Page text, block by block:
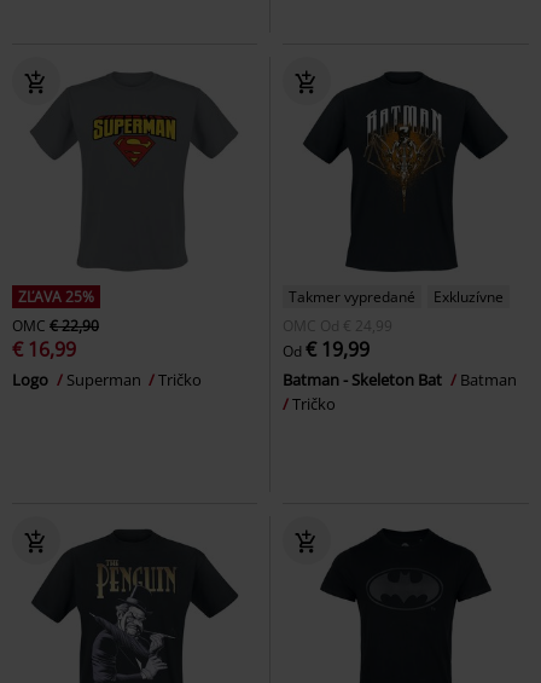
ZĽAVA 25%
OMC € 22,90
€ 16,99
Logo Superman Tričko
Takmer vypredané
Exkluzívne
OMC Od € 24,99
Od € 19,99
Batman - Skeleton Bat
Batman
Tričko